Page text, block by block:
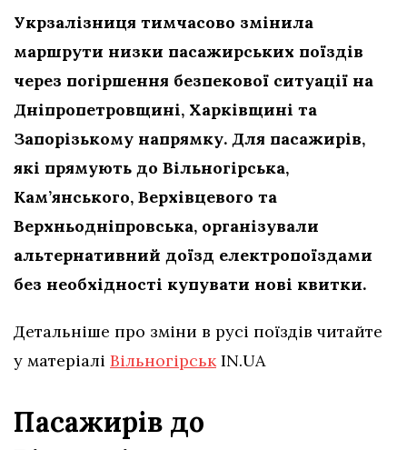
Укрзалізниця тимчасово змінила
маршрути низки пасажирських поїздів
через погіршення безпекової ситуації на
Дніпропетровщині, Харківщині та
Запорізькому напрямку. Для пасажирів,
які прямують до Вільногірська,
Кам’янського, Верхівцевого та
Верхньодніпровська, організували
альтернативний доїзд електропоїздами
без необхідності купувати нові квитки.
Детальніше про зміни в русі поїздів читайте
у матеріалі Вільногірськ IN.UA
Пасажирів до